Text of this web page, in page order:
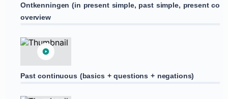
Ontkenningen (in present simple, past simple, present
overview
Past continuous (basics + questions + negations)